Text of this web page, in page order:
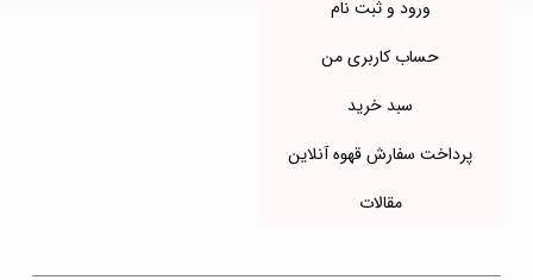
ورود و ثبت نام
حساب کاربری من
سبد خرید
پرداخت سفارش قهوه آنلاین
مقالات